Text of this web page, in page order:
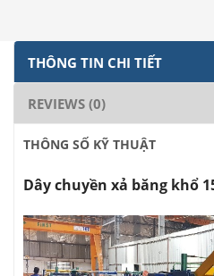
THÔNG TIN CHI TIẾT
REVIEWS (0)
THÔNG SỐ KỸ THUẬT
Dây chuyền xả băng khổ